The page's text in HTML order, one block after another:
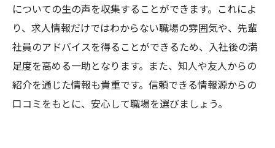
についての生の声を収集することができます。これによ
り、求人情報だけではわからない職場の雰囲気や、先輩
社員のアドバイスを得ることができるため、入社後の満
足度を高める一助となります。また、知人や友人からの
紹介を通じた情報も貴重です。信頼できる情報源からの
口コミをもとに、安心して職場を選びましょう。